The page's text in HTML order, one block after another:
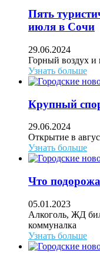
Пять
июля в Сочи
29.06.2024
Горный воздух
Узнать больше
Крупный
29.06.2024
Открытие в
Узнать больше
Что
05.01.2023
Алкоголь, ЖД
коммуналка
Узнать больше